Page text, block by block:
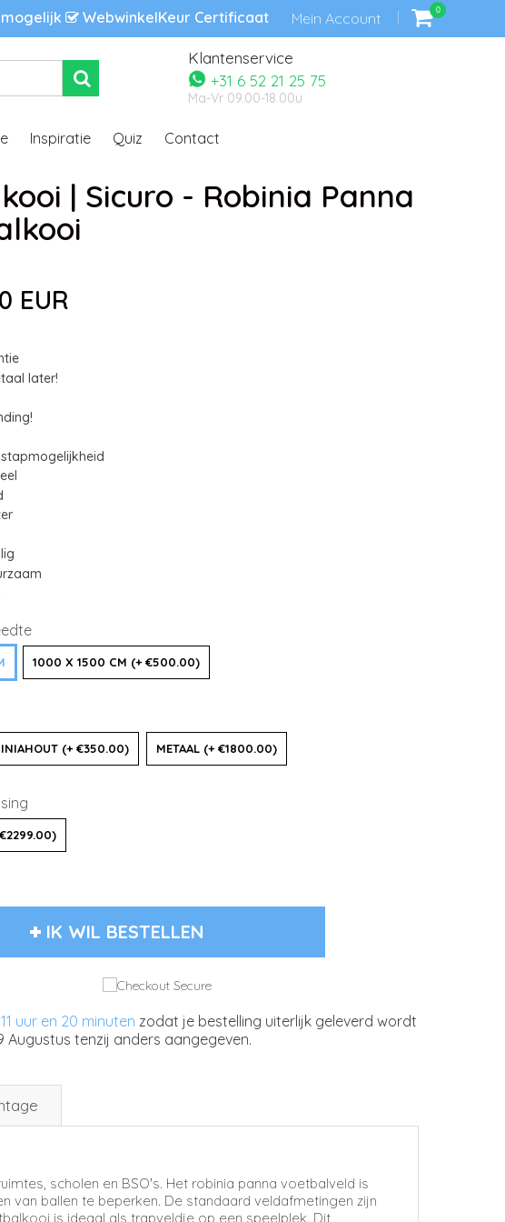
WebwinkelKeur Certificaat Mein Account 0
Klantenservice
+31 6 52 21 25 75
Ma-Vr 09.00-18.00u
Inspiratie Quiz Contact
| Sicuro - Robinia Panna
EUR
later!
1000 X 1500 CM (+ €500.00)
(+ €350.00) METAAL (+ €1800.00)
IK WIL BESTELLEN
11 uur en 20 minutenzodat je bestelling uiterlijk geleverd wordt
Augustus tenzij anders aangegeven.
scholen en BSO's. Het robinia panna voetbalveld is
van ballen te beperken. De standaard veldafmetingen zijn
is ideaal als trapveldje op een speelplek. Dit